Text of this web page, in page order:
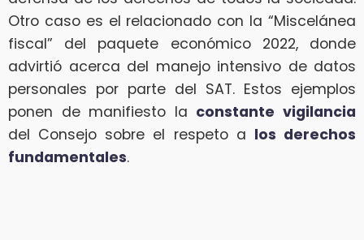
Otro caso es el relacionado con la “Miscelánea
fiscal” del paquete económico 2022, donde
advirtió acerca del manejo intensivo de datos
personales por parte del SAT. Estos ejemplos
ponen de manifiesto la constante vigilancia
del Consejo sobre el respeto a los derechos
fundamentales.